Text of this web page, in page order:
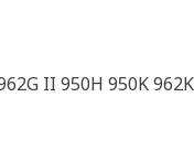
II 950H 950K